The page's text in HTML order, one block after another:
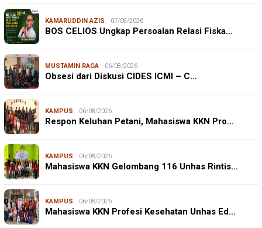
KAMARUDDIN AZIS 07/08/2026
BOS CELIOS Ungkap Persoalan Relasi Fiska…
MUSTAMIN RAGA 06/08/2026
Obsesi dari Diskusi CIDES ICMI – C…
KAMPUS 06/08/2026
Respon Keluhan Petani, Mahasiswa KKN Pro…
KAMPUS 06/08/2026
Mahasiswa KKN Gelombang 116 Unhas Rintis…
KAMPUS 06/08/2026
Mahasiswa KKN Profesi Kesehatan Unhas Ed…